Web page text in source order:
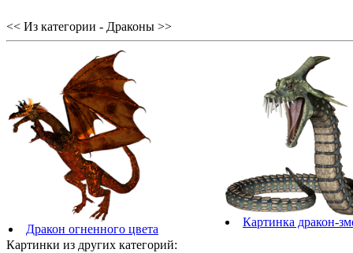
<< Из категории - Драконы >>
Дракон огненного цвета
Картинка дракон-
Картинки из других категорий: